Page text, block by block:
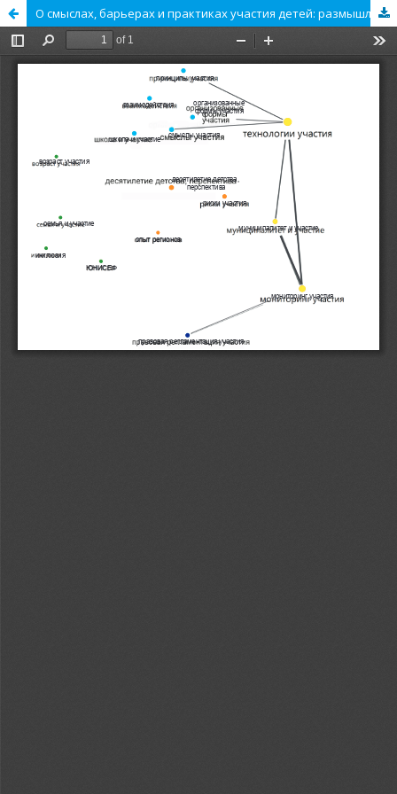
О смыслах, барьерах и практиках участия детей: размышления над седьмым разделом Национальной стратегии действий в интересах детей